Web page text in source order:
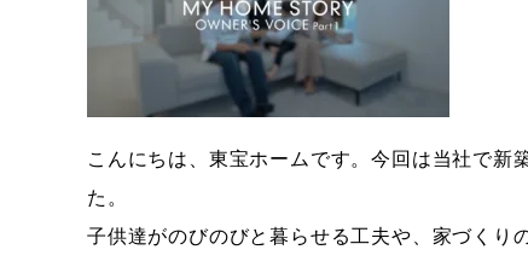
こんにちは、東宝ホームです。今回は当社で新
た。
子供達がのびのびと暮らせる工夫や、家づくり